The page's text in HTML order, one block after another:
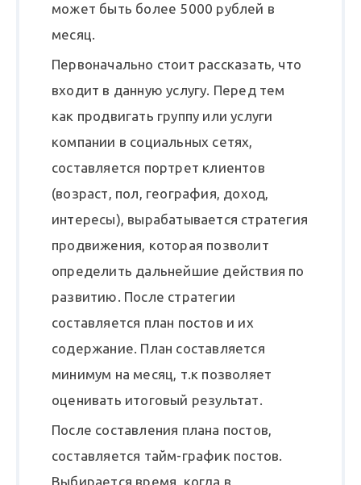
может быть более 5000 рублей в
месяц.
Первоначально стоит рассказать, что
входит в данную услугу. Перед тем
как продвигать группу или услуги
компании в социальных сетях,
составляется портрет клиентов
(возраст, пол, география, доход,
интересы), вырабатывается стратегия
продвижения, которая позволит
определить дальнейшие действия по
развитию. После стратегии
составляется план постов и их
содержание. План составляется
минимум на месяц, т.к позволяет
оценивать итоговый результат.
После составления плана постов,
составляется тайм-график постов.
Выбирается время, когда в